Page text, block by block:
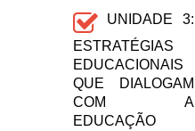
UNIDADE 3:
ESTRATÉGIAS
EDUCACIONAIS
QUE DIALOGAM
COM A
EDUCAÇÃO